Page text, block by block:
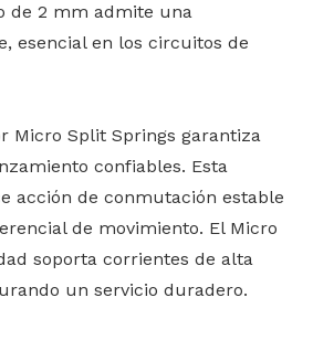
de 2 mm admite una
esencial en los circuitos de
Micro Split Springs garantiza
confiables. Esta
acción de conmutación estable
de movimiento. El Micro
soporta corrientes de alta
un servicio duradero.